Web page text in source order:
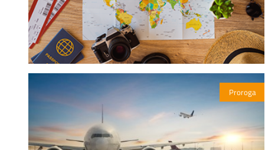
Proroga